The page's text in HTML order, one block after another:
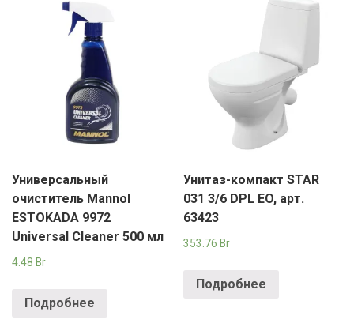
Универсальный
очиститель Mannol
ESTOKADA 9972
Universal Cleaner 500 мл
4.48 Br
Подробнее
Унитаз-компакт STAR
031 3/6 DPL EO, арт.
63423
353.76 Br
Подробнее